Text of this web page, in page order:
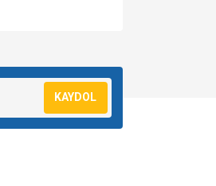
KAYDOL